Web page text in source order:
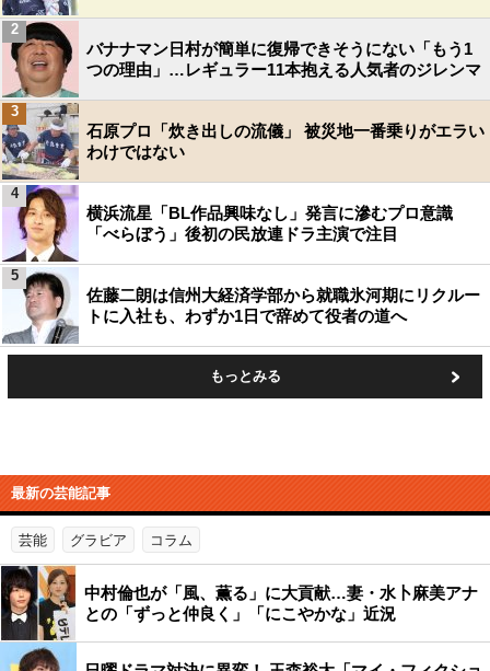
バナナマン日村が簡単に復帰できそうにない「もう1
つの理由」…レギュラー11本抱える人気者のジレンマ
2
石原プロ「炊き出しの流儀」 被災地一番乗りがエラい
わけではない
3
横浜流星「BL作品興味なし」発言に滲むプロ意識
「べらぼう」後初の民放連ドラ主演で注目
4
佐藤二朗は信州大経済学部から就職氷河期にリクルー
トに入社も、わずか1日で辞めて役者の道へ
5
もっとみる
最新の芸能記事
芸能 グラビア コラム
中村倫也が「風、薫る」に大貢献…妻・水卜麻美アナ
との「ずっと仲良く」「にこやかな」近況